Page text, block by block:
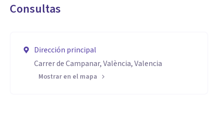
Consultas
Dirección principal
Carrer de Campanar, València, Valencia
Mostrar en el mapa